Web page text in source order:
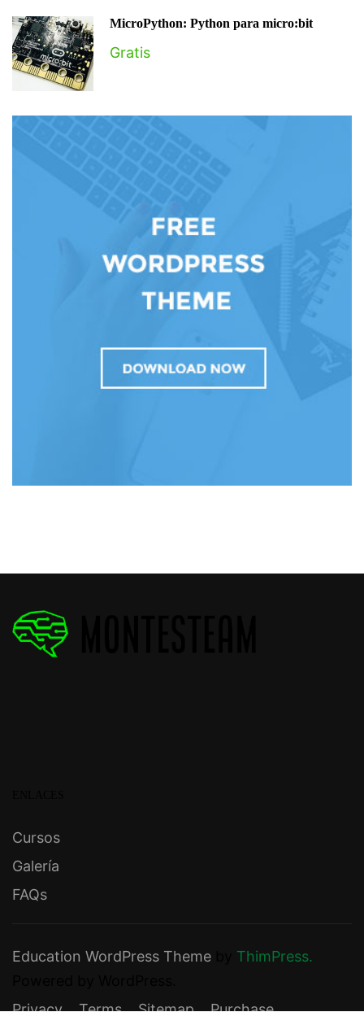
MicroPython: Python para micro:bit
Gratis
Cursos
Galería
FAQs
Education WordPress Theme
ThimPress.